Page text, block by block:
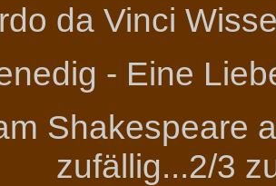
da Vinci
- Eine
Shakespeare
zufällig...2/3